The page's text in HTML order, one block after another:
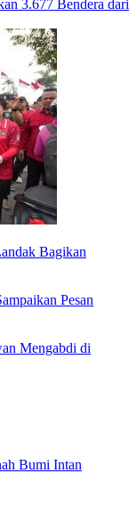
3.677 Bendera dari
Bagikan
Pesan
Mengabdi di
Bumi Intan